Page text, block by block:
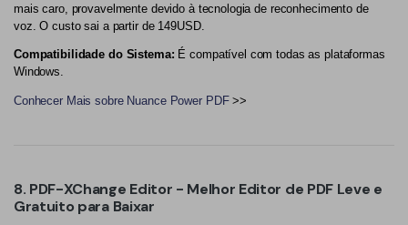
mais caro, provavelmente devido à tecnologia de reconhecimento de
voz. O custo sai a partir de 149USD.
Compatibilidade do Sistema: É compatível com todas as plataformas
Windows.
Conhecer Mais sobre Nuance Power PDF>>
8. PDF-XChange Editor - Melhor Editor de PDF Leve e
Gratuito para Baixar